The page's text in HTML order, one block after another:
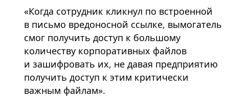
«Когда сотрудник кликнул по встроенной
в письмо вредоносной ссылке, вымогатель
смог получить доступ к большому
количеству корпоративных файлов
и зашифровать их, не давая предприятию
получить доступ к этим критически
важным файлам».